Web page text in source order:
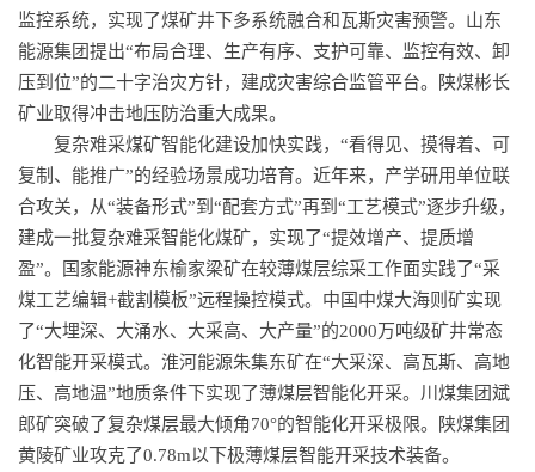
监控系统，实现了煤矿井下多系统融合和瓦斯灾害预警。山东
能源集团提出“布局合理、生产有序、支护可靠、监控有效、卸
压到位”的二十字治灾方针，建成灾害综合监管平台。陕煤彬长
矿业取得冲击地压防治重大成果。
复杂难采煤矿智能化建设加快实践，“看得见、摸得着、可
复制、能推广”的经验场景成功培育。近年来，产学研用单位联
合攻关，从“装备形式”到“配套方式”再到“工艺模式”逐步升级，
建成一批复杂难采智能化煤矿，实现了“提效增产、提质增
盈”。国家能源神东榆家梁矿在较薄煤层综采工作面实践了“采
煤工艺编辑+截割模板”远程操控模式。中国中煤大海则矿实现
了“大埋深、大涌水、大采高、大产量”的2000万吨级矿井常态
化智能开采模式。淮河能源朱集东矿在“大采深、高瓦斯、高地
压、高地温”地质条件下实现了薄煤层智能化开采。川煤集团斌
郎矿突破了复杂煤层最大倾角70°的智能化开采极限。
陕煤集团
黄陵矿业攻克了0.78m以下极薄煤层智能开采技术装备。